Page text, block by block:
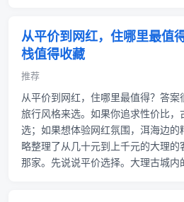
从平价到网红，住哪里最值
栈值得收藏
推荐
从平价到网红，住哪里最值得？答
旅行风格来选。如果你追求性价比
选；如果想体验网红氛围，洱海边
略整理了从几十元到上千元的大理
那家。先说说平价选择。大理古城内